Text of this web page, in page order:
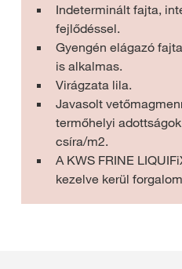
Indeterminált fajta,
fejlődéssel.
Gyengén elágazó
is alkalmas.
Virágzata lila.
Javasolt
termőhelyi
csíra/m2.
A KWS FRINE
kezelve kerül